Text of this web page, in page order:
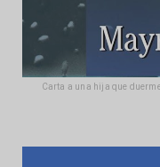
Carta a una hija que